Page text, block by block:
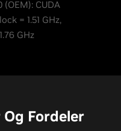
(OEM): CUDA
= 1.51 GHz,
GHz
Fordeler